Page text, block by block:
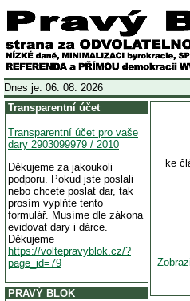
Dnes je: 06. 08. 2026
Transparentní účet
Transparentní účet pro vaše
dary 2903099979 / 2010
Děkujeme za jakoukoli
podporu. Pokud jste poslali
nebo chcete poslat dar, tak
prosím vyplňte tento
formulář. Musíme dle zákona
evidovat dary i dárce.
Děkujeme
https://voltepravyblok.cz/?
page_id=79
PRAVÝ BLOK
ke